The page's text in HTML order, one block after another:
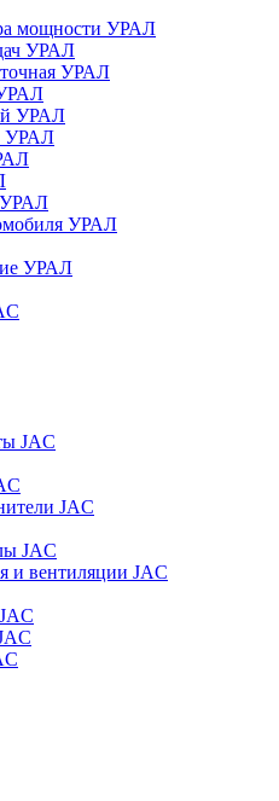
мощности УРАЛ
УРАЛ
УРАЛ
УРАЛ
УРАЛ
УРАЛ
УРАЛ
УРАЛ
JAC
JAC
JAC
и вентиляции JAC